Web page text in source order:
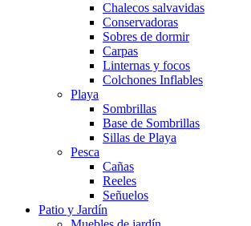
Chalecos salvavidas
Conservadoras
Sobres de dormir
Carpas
Linternas y focos
Colchones Inflables
Playa
Sombrillas
Base de Sombrillas
Sillas de Playa
Pesca
Cañas
Reeles
Señuelos
Patio y Jardín